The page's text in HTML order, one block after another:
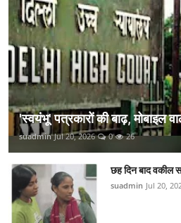
'स्वयंभू' पत्रकारों की बाढ़, मोबाइल
suadmin Jul 20, 2026 0 26
छह दिन बाद वकील
suadmin Jul 20,